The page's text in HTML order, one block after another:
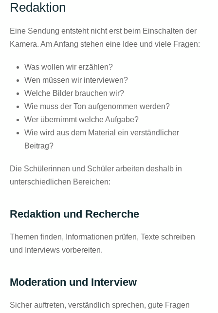
Redaktion
Eine Sendung entsteht nicht erst beim Einschalten der
Kamera. Am Anfang stehen eine Idee und viele Fragen:
Was wollen wir erzählen?
Wen müssen wir interviewen?
Welche Bilder brauchen wir?
Wie muss der Ton aufgenommen werden?
Wer übernimmt welche Aufgabe?
Wie wird aus dem Material ein verständlicher
Beitrag?
Die Schülerinnen und Schüler arbeiten deshalb in
unterschiedlichen Bereichen:
Redaktion und Recherche
Themen finden, Informationen prüfen, Texte schreiben
und Interviews vorbereiten.
Moderation und Interview
Sicher auftreten, verständlich sprechen, gute Fragen